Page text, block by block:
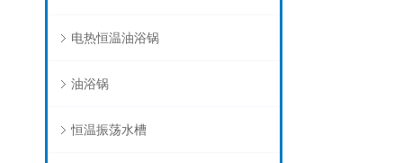
电热恒温油浴锅
油浴锅
恒温振荡水槽